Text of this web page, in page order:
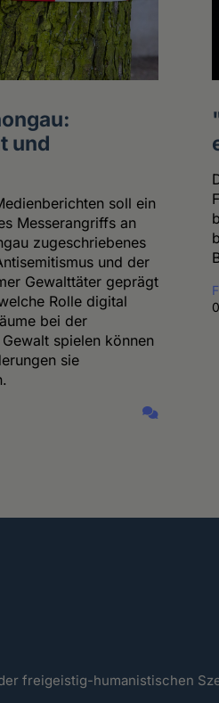
und
soll ein
Messerangriffs an
zugeschriebenes
und der
Gewalttäter geprägt
Rolle digital
bei der
spielen können
sie
freigeistig-humanistischen